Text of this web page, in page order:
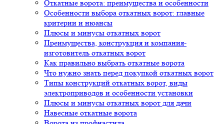
Откатные ворота: преимущества и особенности
Особенности выбора откатных ворот: главные
критерии и нюансы
Плюсы и минусы откатных ворот
Преимущества, конструкция и компания-
изготовитель откатных ворот
Как правильно выбрать откатные ворота
Что нужно знать перед покупкой откатных ворот
Типы конструкций откатных ворот, виды
электроприводов и особенности установки
Плюсы и минусы откатных ворот для дачи
Навесные откатные ворота